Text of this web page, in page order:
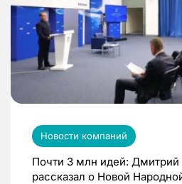
Новости компаний
Почти 3 млн идей:
рассказал о Новой